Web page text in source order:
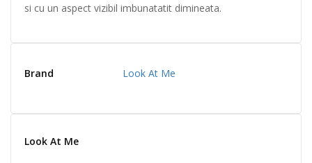
si cu un aspect vizibil imbunatatit dimineata.
Brand Look At Me
Look At Me